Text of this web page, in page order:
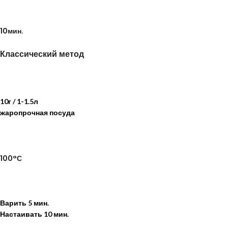
10мин.
Классический метод
10г / 1-1.5л
жаропрочная посуда
100°С
Варить 5 мин.
Настаивать 10 мин.